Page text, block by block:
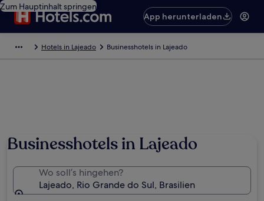
Zum Hauptinhalt springen
App herunterladen
Hotels in Lajeado Businesshotels in Lajeado
Businesshotels in Lajeado
Wo soll’s hingehen?
Lajeado, Rio Grande do Sul, Brasilien